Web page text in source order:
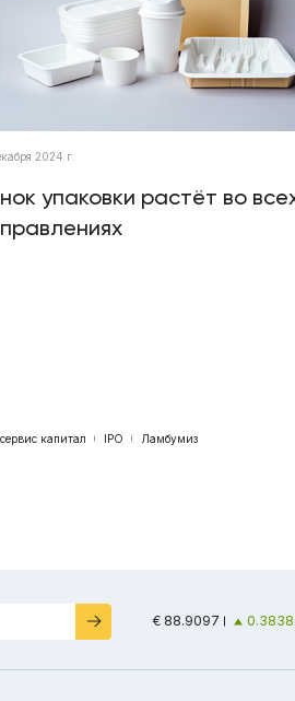
2024 г.
упаковки растёт во
капитал IPO Ламбумиз
€ 88.9097 0.3838